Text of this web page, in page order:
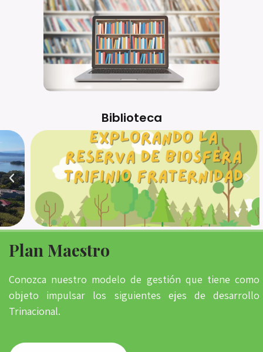
Biblioteca
Plan Maestro
Conozca nuestro modelo de gestión que tiene como
objeto impulsar los siguientes ejes de desarrollo
Trinacional.